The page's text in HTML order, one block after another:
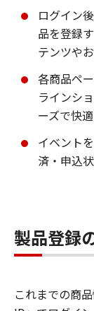
ログイン
品を登録
テンツや
各商品ペ
ラインシ
ーズで快
イベント
済・申込
製品登録
これまでの商